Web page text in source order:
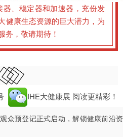
器、稳定器和加速器，充份发
健康生态资源的巨大潜力，为
务，敬请期待！
IHE大健康展 阅读更精彩！
众预登记正式启动，解锁健康前沿资